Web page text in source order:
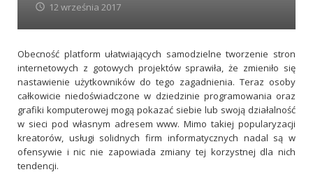
12 września 2017
Obecność platform ułatwiających samodzielne tworzenie stron
internetowych z gotowych projektów sprawiła, że zmieniło się
nastawienie użytkowników do tego zagadnienia. Teraz osoby
całkowicie niedoświadczone w dziedzinie programowania oraz
grafiki komputerowej mogą pokazać siebie lub swoją działalność
w sieci pod własnym adresem www. Mimo takiej popularyzacji
kreatorów, usługi solidnych firm informatycznych nadal są w
ofensywie i nic nie zapowiada zmiany tej korzystnej dla nich
tendencji.